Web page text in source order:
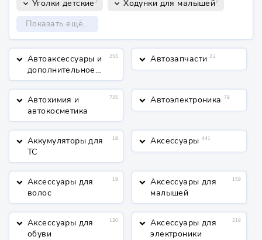
keyboard_arrow_down Уголки детские keyboard_arrow_down Ходунки для малышей
Показать ещё...
keyboard_arrow_down Автоаксессуары и
дополнительное
оборудование
255 keyboard_arrow_down Автозапчасти 22
keyboard_arrow_down Автохимия и
автокосметика
725 keyboard_arrow_down Автоэлектроника 78
keyboard_arrow_down Аккумуляторы для
ТС
18 keyboard_arrow_down Аксессуары 441
keyboard_arrow_down Аксессуары для
волос
19 keyboard_arrow_down Аксессуары для
малышей
159
keyboard_arrow_down Аксессуары для
обуви
130 keyboard_arrow_down Аксессуары для
электроники
218